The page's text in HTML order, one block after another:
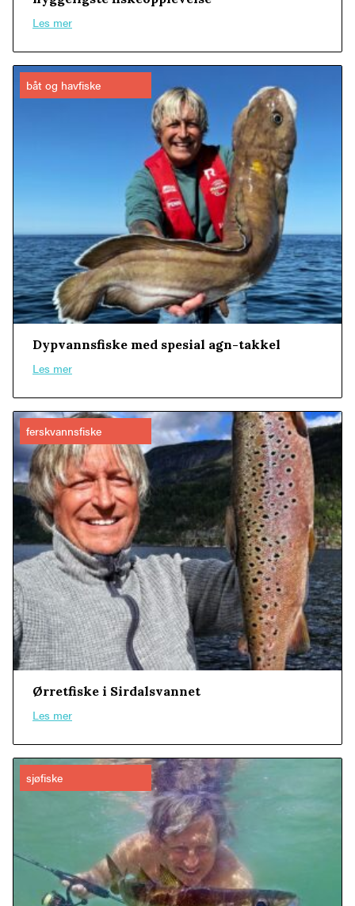
Les mer
båt og havfiske
Dypvannsfiske med spesial agn-takkel
Les mer
ferskvannsfiske
Ørretfiske i Sirdalsvannet
Les mer
sjøfiske